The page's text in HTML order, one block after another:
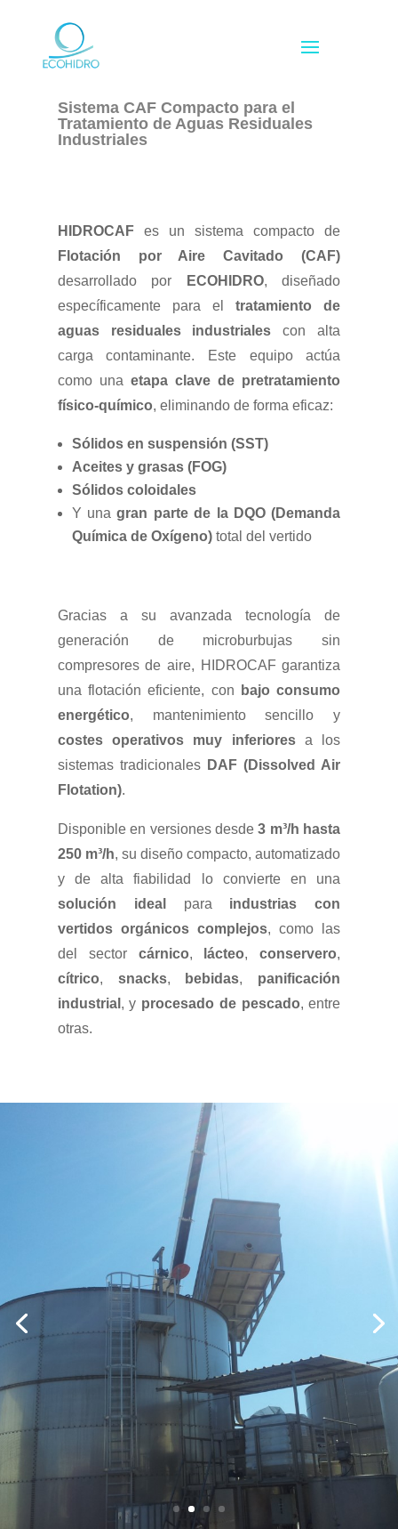
Sistema CAF Compacto para el
Tratamiento de Aguas Residuales
Industriales
HIDROCAFes un sistema compacto de
Flotación por Aire Cavitado (CAF)
desarrollado por
ECOHIDRO, diseñado
específicamente para eltratamiento de
aguas residuales industriales con alta
carga contaminante. Este equipo actúa
como una etapa clave de pretratamiento
físico-químico, eliminando de forma eficaz:
Sólidos en suspensión (SST)
Aceites y grasas (FOG)
Sólidos coloidales
Y unagran parte de la DQO (Demanda
Química de Oxígeno)total del vertido
Gracias a su avanzada tecnología de
generación de microburbujas sin
compresores de aire, HIDROCAF garantiza
una flotación eficiente, con
bajo consumo
energético, mantenimiento sencillo y
costes operativos muy inferioresa los
sistemas tradicionales DAF (Dissolved Air
Flotation).
Disponible en versiones desde3 m³/h hasta
250 m³/h, su diseño compacto, automatizado
y de alta fiabilidad lo convierte en una
solución ideal
para industrias con
vertidos orgánicos complejos, como las
del sector cárnico, lácteo,conservero,
cítrico, snacks, bebidas, panificación
industrial , y procesado de pescado, entre
otras.